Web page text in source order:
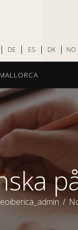
DE ES DK NO
MALLORCA
/